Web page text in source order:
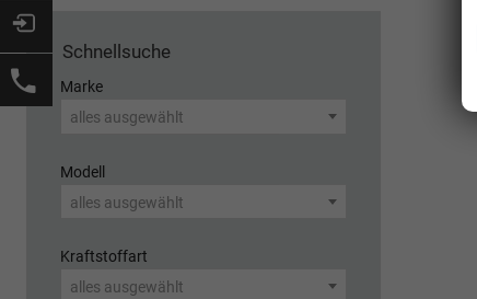
Schnellsuche
Marke
alles ausgewählt
Modell
alles ausgewählt
Kraftstoffart
alles ausgewählt